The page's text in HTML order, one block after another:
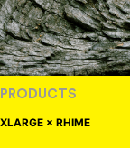
PRODUCTS
XLARGE × RHIME